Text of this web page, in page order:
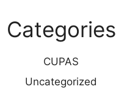
Categories
CUPAS
Uncategorized